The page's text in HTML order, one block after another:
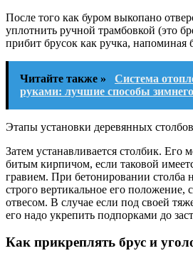
После того как буром выкопано
уплотнить ручной трамбовкой (это
прибит брусок как ручка, напоминая
Читайте также »
Система
руками: лучшие способы
Этапы установки деревянных столбов
Затем устанавливается столбик. Его
битым кирпичом, если таковой
гравием. При бетонировании столба
строго вертикальное его положение,
отвесом. В случае если под своей
его надо укрепить подпорками до
Как прикреплять брус и